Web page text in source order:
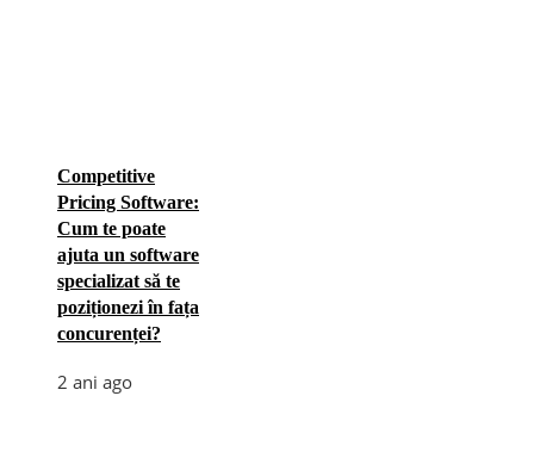
Competitive
Pricing Software:
Cum te poate
ajuta un software
specializat să te
poziționezi în fața
concurenței?
2 ani ago